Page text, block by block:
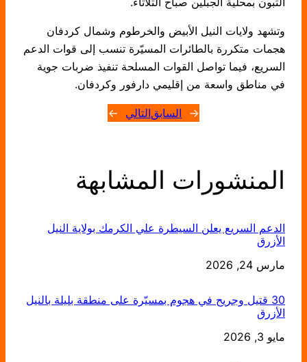
وتشهد ولايات النيل الأبيض والخرطوم وشمال كردفان
هجمات متكررة بالطائرات المسيّرة تنسب إلى قوات الدعم
السريع، فيما تواصل القوات المسلحة تنفيذ ضربات جوية
في مناطق واسعة من إقليمي دارفور وكردفان.
← السابقالتالي →
المنشورات المشابهة
الدعم السريع يعلن السيطرة علي الكرمك بولاية النيل
الأزرق
التاريخ
مارس 24, 2026
30 قتيل وجريح في هجوم بمسيّرة على منطقة بليلة بالنيل
الأزرق
التاريخ
مايو 3, 2026